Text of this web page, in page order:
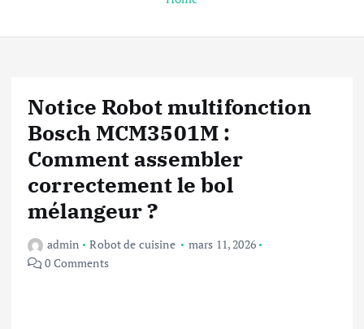
Notice Robot multifonction
Bosch MCM3501M :
Comment assembler
correctement le bol
mélangeur ?
admin Robot de cuisine
mars 11, 2026
0 Comments